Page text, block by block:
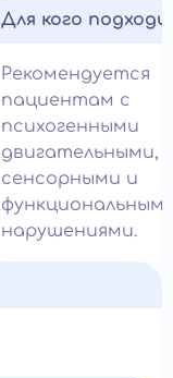
Для кого
Рекомендуется
пациентам с
психогенными
двигательными,
сенсорными и
нарушениями.